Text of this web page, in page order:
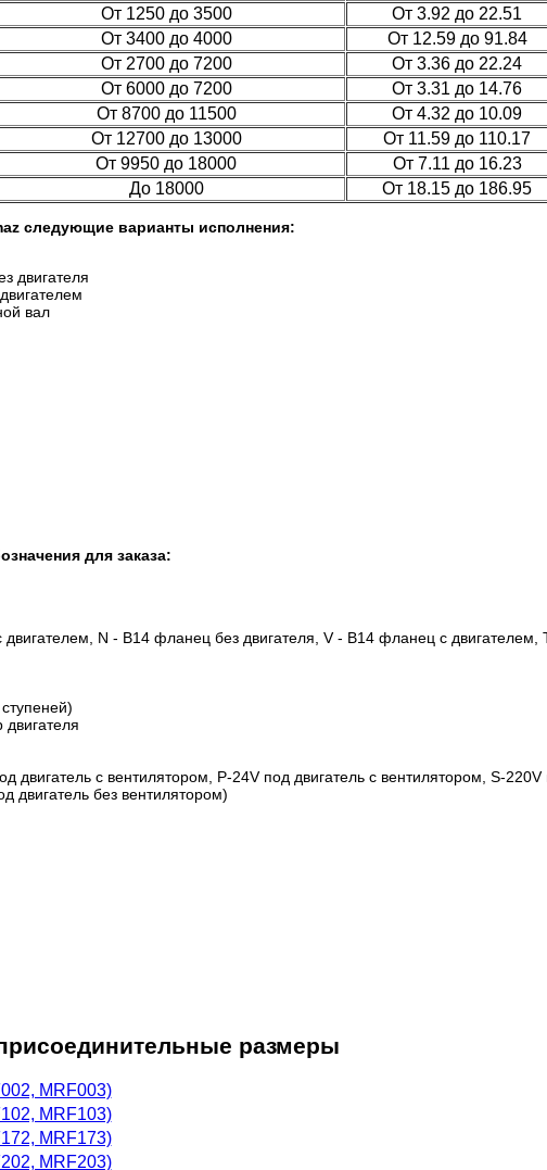
От 1250 до 3500 От 3.92 до 22.51
От 3400 до 4000 От 12.59 до 91.84
От 2700 до 7200 От 3.36 до 22.24
От 6000 до 7200 От 3.31 до 14.76
От 8700 до 11500 От 4.32 до 10.09
От 12700 до 13000 От 11.59 до 110.17
От 9950 до 18000 От 7.11 до 16.23
До 18000 От 18.15 до 186.95
следующие варианты исполнения:
двигателя
вал
для заказа:
N - B14 фланец без двигателя, V - B14 фланец с двигателем,
двигатель с вентилятором, P-24V под двигатель с вентилятором, S-220V
двигатель без вентилятором)
размеры
MRF003)
MRF103)
MRF173)
MRF203)